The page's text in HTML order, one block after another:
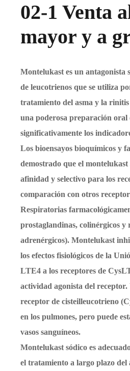
02-1 Venta
mayor y a
Montelukast es un antagonista
de leucotrienos que se utiliza
tratamiento del asma y la
una poderosa preparación
significativamente los
Los bioensayos bioquímicos y
demostrado que el montelukast
afinidad y selectivo para los
comparación con otros
Respiratorias
prostaglandinas, colinérgicos y
adrenérgicos). Montelukast
los efectos fisiológicos de la
LTE4 a los receptores de
actividad agonista del
receptor de cisteilleucotrieno
en los pulmones, pero puede
vasos sanguíneos.
Montelukast sódico es
el tratamiento a largo plazo del